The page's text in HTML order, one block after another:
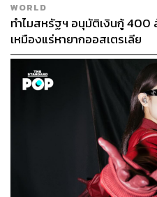
WORLD
ทำไมสหรัฐฯ อนุมัติเงินกู้ 400
เหมืองแร่หายากออสเตรเลีย